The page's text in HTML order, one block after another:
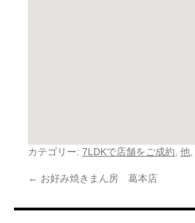
カテゴリー: 7LDKで店舗をご成約 他
← お好み焼きまん房 葛本店